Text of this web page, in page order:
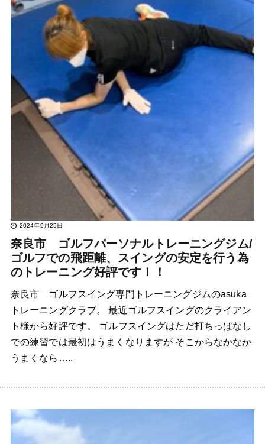
2024年9月25日
奈良市 ゴルフパーソナルトレーニングジム/
ゴルフでの飛距離、スイングの安定を行う為
のトレーニング好評です！！
奈良市 ゴルフスイング専門トレーニングジムのasuka
トレーニングクラブ。 最近ゴルフスイングのクライアン
ト様から好評です。 ゴルフスイングはただ打ちっぱなし
での練習では最初はうまくなりますが そこからなかなか
うまくなら…..